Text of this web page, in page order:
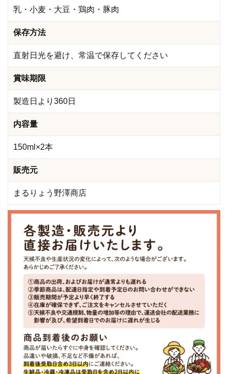
乳・小麦・大豆・鶏肉・豚肉
保存方法
直射日光を避け、常温で保存してください
賞味期限
製造日より360日
内容量
150ml×2本
販売元
まるりょう野澤商店